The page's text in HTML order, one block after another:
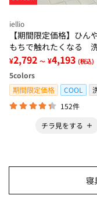
iellio
【期間限定価格】ひん
もちで触れたくなる
グ＜低反発・滑りにくい
冷感・防ダニ・カーペッ
¥2,792 ～ ¥4,193 (税込)
5colors
期間限定価格
COOL
152件
チラ見をする
寝